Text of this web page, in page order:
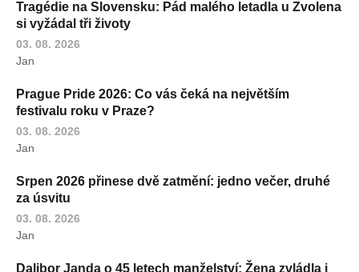
Tragédie na Slovensku: Pád malého letadla u Zvolena
si vyžádal tři životy
03. 08. 2026
Jan
Prague Pride 2026: Co vás čeká na největším
festivalu roku v Praze?
03. 08. 2026
Jan
Srpen 2026 přinese dvě zatmění: jedno večer, druhé
za úsvitu
03. 08. 2026
Jan
Dalibor Janda o 45 letech manželství: Žena zvládla i